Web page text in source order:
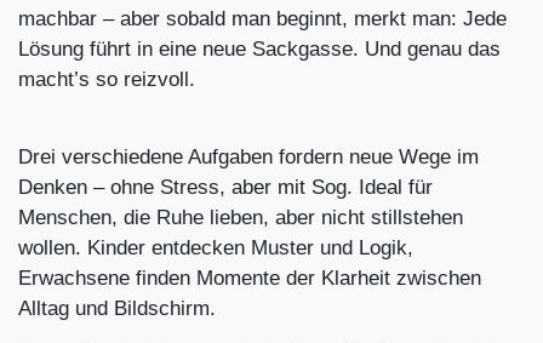
machbar – aber sobald man beginnt, merkt man: Jede
Lösung führt in eine neue Sackgasse. Und genau das
macht’s so reizvoll.
Drei verschiedene Aufgaben fordern neue Wege im
Denken – ohne Stress, aber mit Sog. Ideal für
Menschen, die Ruhe lieben, aber nicht stillstehen
wollen. Kinder entdecken Muster und Logik,
Erwachsene finden Momente der Klarheit zwischen
Alltag und Bildschirm.